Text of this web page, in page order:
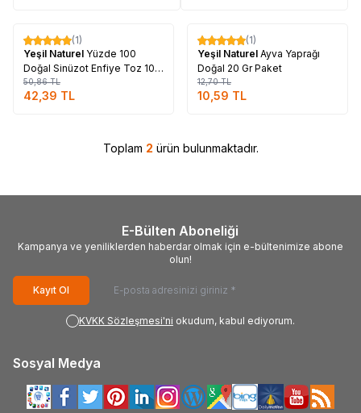
%17
(1)
Yeşil Naturel Yüzde 100
Doğal Sinüzot Enfiye Toz 10
Gr
50,86TL
42,39 TL
%17
(1)
Yeşil Naturel Ayva Yaprağı
Doğal 20 Gr Paket
12,70TL
10,59 TL
Toplam 2 ürün bulunmaktadır.
E-Bülten Aboneliği
Kampanya ve yeniliklerden haberdar olmak için e-bültenimize abone
olun!
Kayıt Ol
KVKK Sözleşmesi'ni okudum, kabul ediyorum.
Sosyal Medya